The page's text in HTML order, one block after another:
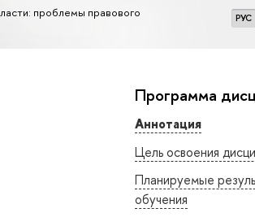
РУС
проблемы правового
Программа
Аннотация
Цель освоения
Планируемые
обучения